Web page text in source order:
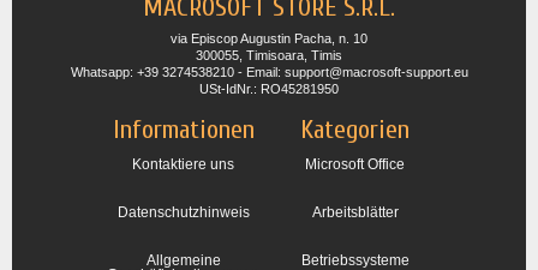
MACROSOFT STORE S.R.L.
via Episcop Augustin Pacha, n. 10
300055, Timisoara, Timis
Whatsapp: +39 3274538210 - Email: support@macrosoft-support.eu
USt-IdNr.: RO45281950
Informationen
Kontaktiere uns
Datenschutzhinweis
Allgemeine
Kategorien
Microsoft Office
Arbeitsblätter
Betriebssysteme